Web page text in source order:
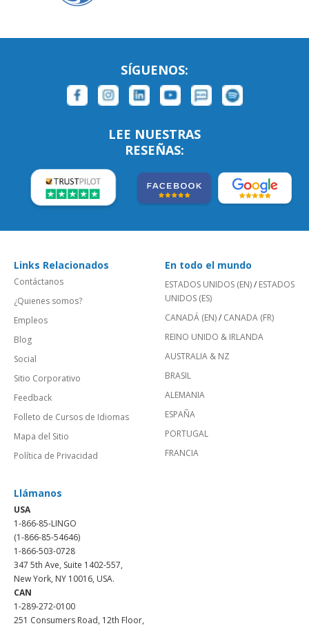
SÍGUENOS:
LEE NUESTRAS
RESEÑAS:
Links Relacionados
Contáctanos
¿Quienes somos?
Empleos
Blog
Social
Sitio Corporativo
Feedback
Folleto de Cursos de Idiomas
Mapa del Sitio
Política de Privacidad
En todo el mundo
ESTADOS UNIDOS (EN)/ ESTADOS
UNIDOS (ES)
CANADÁ (EN)/ CANADA (FR)
REINO UNIDO & IRLANDA
AUSTRALIA & NZ
BRASIL
ALEMANIA
ESPAÑA
PORTUGAL
FRANCIA
Llámanos
USA
1-866-85-LINGO
(1-866-85-54646)
1-866-503-0728
347 5th Ave, Suite 1402-557,
New York, NY 10016, USA.
CAN
1-289-272-0100
251 Consumers Road, 12th Floor,